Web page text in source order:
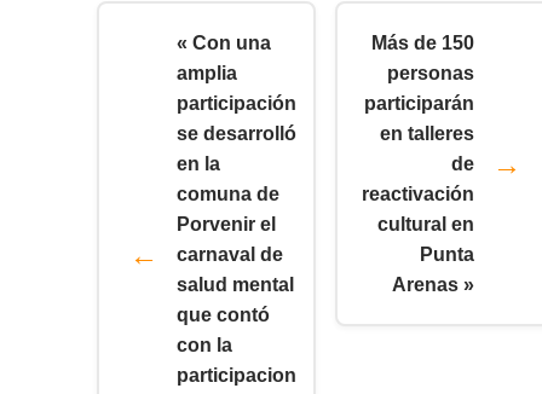
« Con una
amplia
participación
se desarrolló
en la
comuna de
Porvenir el
carnaval de
salud mental
que contó
con la
participacion
Más de 150
personas
participarán
en talleres
de
reactivación
cultural en
Punta
Arenas »